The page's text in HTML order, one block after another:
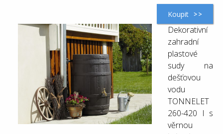
Koupit
Dekorativní
zahradní
plastové
sudy na
dešťovou
vodu
TONNELET
260-420 l s
věrnou